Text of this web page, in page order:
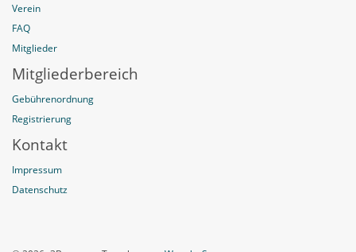
Verein
FAQ
Mitglieder
Mitgliederbereich
Gebührenordnung
Registrierung
Kontakt
Impressum
Datenschutz